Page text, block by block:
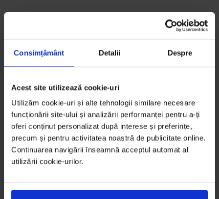
Consimțământ Detalii Despre
Acest site utilizează cookie-uri
Utilizăm cookie-uri și alte tehnologii similare necesare
funcționării site-ului și analizării performanței pentru a-ți
oferi conținut personalizat după interese și preferințe,
precum și pentru activitatea noastră de publicitate online.
Continuarea navigării înseamnă acceptul automat al
utilizării cookie-urilor.